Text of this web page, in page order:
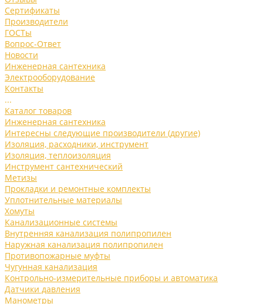
Сертификаты
Производители
ГОСТы
Вопрос-Ответ
Новости
Инженерная сантехника
Электрооборудование
Контакты
...
Каталог товаров
Инженерная сантехника
Интересны следующие производители (другие)
Изоляция, расходники, инструмент
Изоляция, теплоизоляция
Инструмент сантехнический
Метизы
Прокладки и ремонтные комплекты
Уплотнительные материалы
Хомуты
Канализационные системы
Внутренняя канализация полипропилен
Наружная канализация полипропилен
Противопожарные муфты
Чугунная канализация
Контрольно-измерительные приборы и автоматика
Датчики давления
Манометры